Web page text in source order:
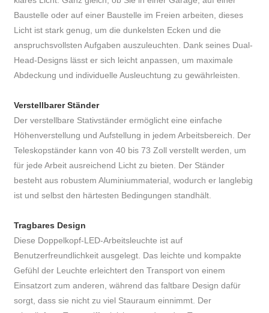
Baustelle oder auf einer Baustelle im Freien arbeiten, dieses
Licht ist stark genug, um die dunkelsten Ecken und die
anspruchsvollsten Aufgaben auszuleuchten. Dank seines Dual-
Head-Designs lässt er sich leicht anpassen, um maximale
Abdeckung und individuelle Ausleuchtung zu gewährleisten.
Verstellbarer Ständer
Der verstellbare Stativständer ermöglicht eine einfache
Höhenverstellung und Aufstellung in jedem Arbeitsbereich. Der
Teleskopständer kann von 40 bis 73 Zoll verstellt werden, um
für jede Arbeit ausreichend Licht zu bieten. Der Ständer
besteht aus robustem Aluminiummaterial, wodurch er langlebig
ist und selbst den härtesten Bedingungen standhält.
Tragbares Design
Diese Doppelkopf-LED-Arbeitsleuchte ist auf
Benutzerfreundlichkeit ausgelegt. Das leichte und kompakte
Gefühl der Leuchte erleichtert den Transport von einem
Einsatzort zum anderen, während das faltbare Design dafür
sorgt, dass sie nicht zu viel Stauraum einnimmt. Der